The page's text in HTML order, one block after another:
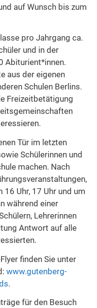
auf Wunsch bis zum
pro Jahrgang ca.
und in der
Abiturient*innen.
aus der eigenen
Schulen Berlins.
Freizeitbetätigung
Tür im letzten
Schülerinnen und
machen. Nach
16 Uhr, 17 Uhr und um
während einer
Lehrerinnen
Antwort auf alle
finden Sie unter
www.gutenberg-
.
für den Besuch